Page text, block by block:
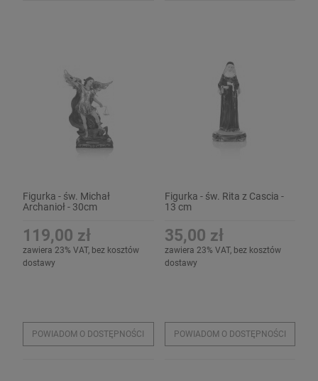
Figurka - św. Michał
Archanioł - 30cm
119,00 zł
zawiera 23% VAT, bez kosztów
dostawy
POWIADOM O DOSTĘPNOŚCI
Figurka - św. Rita z Cascia -
13 cm
35,00 zł
zawiera 23% VAT, bez kosztów
dostawy
POWIADOM O DOSTĘPNOŚCI